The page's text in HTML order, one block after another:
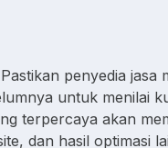
penyedia jasa
untuk menilai
terpercaya akan
dan hasil optimasi